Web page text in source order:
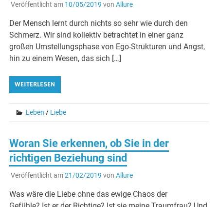
Veröffentlicht am 10/05/2019 von Allure
Der Mensch lernt durch nichts so sehr wie durch den
Schmerz. Wir sind kollektiv betrachtet in einer ganz
großen Umstellungsphase von Ego-Strukturen und Angst,
hin zu einem Wesen, das sich […]
WEITERLESEN
Leben / Liebe
Woran Sie erkennen, ob Sie in der
richtigen Beziehung sind
Veröffentlicht am21/02/2019 von Allure
Was wäre die Liebe ohne das ewige Chaos der